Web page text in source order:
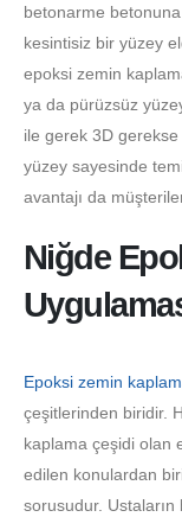
betonarme
kesintisiz bir yüzey
epoksi zemin
ya da pürüzsüz
ile gerek 3D
yüzey sayesinde
avantajı da
Niğde
Epoksi zemin
çeşitlerinden biridir.
kaplama çeşidi olan
edilen konulardan
sorusudur. Ustaların